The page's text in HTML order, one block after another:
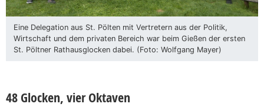
Eine Delegation aus St. Pölten mit Vertretern aus der Politik,
Wirtschaft und dem privaten Bereich war beim Gießen der ersten
St. Pöltner Rathausglocken dabei. (Foto: Wolfgang Mayer)
48 Glocken, vier Oktaven